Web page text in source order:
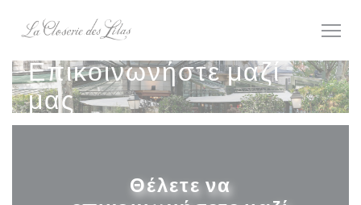
Επικοινωνήστε μαζί
μας
Θέλετε να